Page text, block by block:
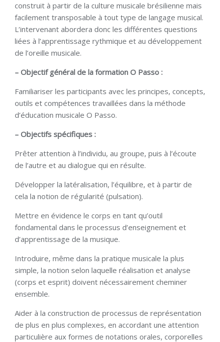
construit à partir de la culture musicale brésilienne mais
facilement transposable à tout type de langage musical.
L’intervenant abordera donc les différentes questions
liées à l’apprentissage rythmique et au développement
de l’oreille musicale.
– Objectif général de la formation O Passo :
Familiariser les participants avec les principes, concepts,
outils et compétences travaillées dans la méthode
d’éducation musicale O Passo.
– Objectifs spécifiques :
Prêter attention à l’individu, au groupe, puis à l’écoute
de l’autre et au dialogue qui en résulte.
Développer la latéralisation, l’équilibre, et à partir de
cela la notion de régularité (pulsation).
Mettre en évidence le corps en tant qu’outil
fondamental dans le processus d’enseignement et
d’apprentissage de la musique.
Introduire, même dans la pratique musicale la plus
simple, la notion selon laquelle réalisation et analyse
(corps et esprit) doivent nécessairement cheminer
ensemble.
Aider à la construction de processus de représentation
de plus en plus complexes, en accordant une attention
particulière aux formes de notations orales, corporelles